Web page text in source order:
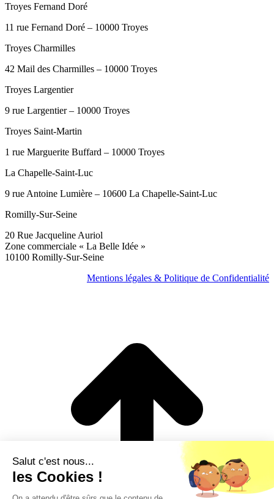
Troyes Fernand Doré
11 rue Fernand Doré – 10000 Troyes
Troyes Charmilles
42 Mail des Charmilles – 10000 Troyes
Troyes Largentier
9 rue Largentier – 10000 Troyes
Troyes Saint-Martin
1 rue Marguerite Buffard – 10000 Troyes
La Chapelle-Saint-Luc
9 rue Antoine Lumière – 10600 La Chapelle-Saint-Luc
Romilly-Sur-Seine
20 Rue Jacqueline Auriol
Zone commerciale « La Belle Idée »
10100 Romilly-Sur-Seine
Mentions légales & Politique de Confidentialité
Salut c'est nous...
les Cookies !